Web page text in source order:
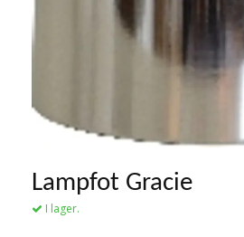
Lampfot Gracie
I lager.